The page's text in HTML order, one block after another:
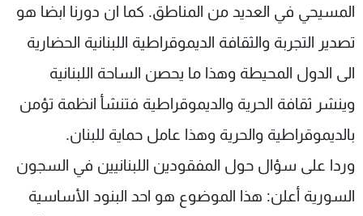
المسيحي في العديد من المناطق. كما ان دورنا ابضا هو
تصدير التجربة والثقافة الديموقراطية اللبنانية الحضارية
الى الدول المحيطة وهذا ما يحصن الساحة اللبنانية
وينشر ثقافة الحرية والديموقراطية فتنشأ انظمة تؤمن
بالديموقراطية والحرية وهذا عامل حماية للبنان.
وردا على سؤال حول المفقودين اللبنانيين في السجون
السورية أعلن: هذا الموضوع هو احد البنود الأساسية